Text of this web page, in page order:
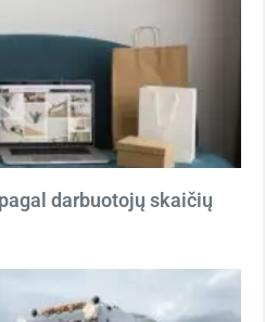
darbuotojų skaičių